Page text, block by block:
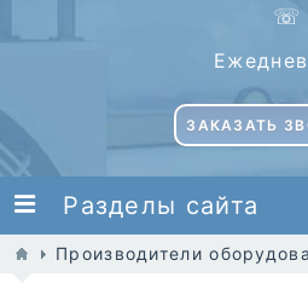
☏
ЗАКАЗАТЬ
Разделы сайта
Производители